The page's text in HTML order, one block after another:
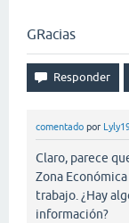
GRacias
comentado por
Claro, parece
Zona
trabajo. ¿Hay
información?